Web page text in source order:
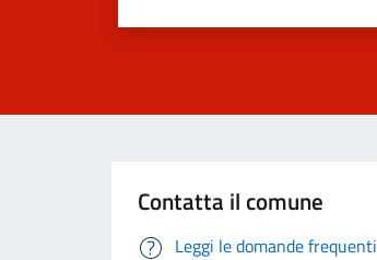
Contatta il comune
Leggi le domande frequenti